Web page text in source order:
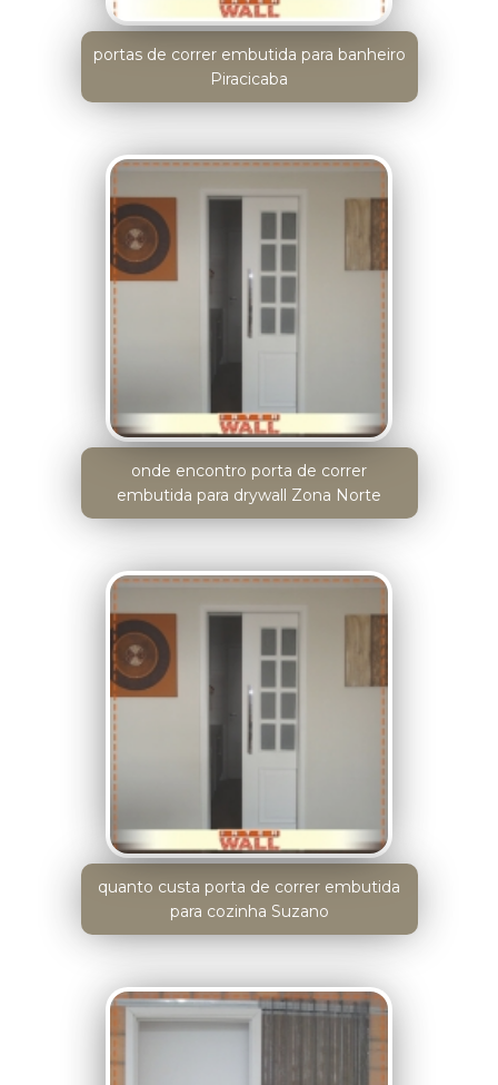
portas de correr embutida para banheiro
Piracicaba
onde encontro porta de correr
embutida para drywall Zona Norte
quanto custa porta de correr embutida
para cozinha Suzano